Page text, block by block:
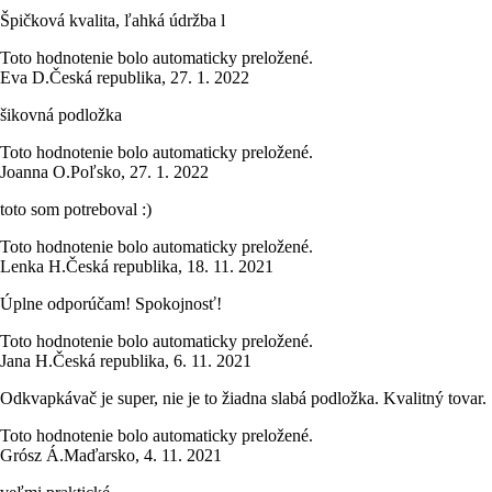
Špičková kvalita, ľahká údržba l
Toto hodnotenie bolo automaticky preložené.
Eva D.Česká republika, 27. 1. 2022
šikovná podložka
Toto hodnotenie bolo automaticky preložené.
Joanna O.Poľsko, 27. 1. 2022
toto som potreboval :)
Toto hodnotenie bolo automaticky preložené.
Lenka H.Česká republika, 18. 11. 2021
Úplne odporúčam! Spokojnosť!
Toto hodnotenie bolo automaticky preložené.
Jana H.Česká republika, 6. 11. 2021
Odkvapkávač je super, nie je to žiadna slabá podložka. Kvalitný tovar.
Toto hodnotenie bolo automaticky preložené.
Grósz Á.Maďarsko, 4. 11. 2021